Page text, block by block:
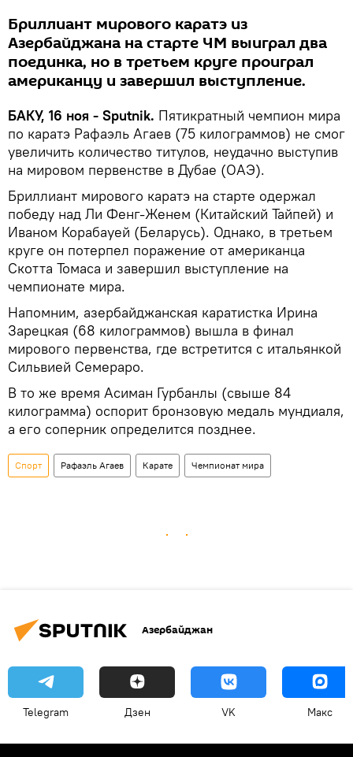
Бриллиант мирового каратэ из
Азербайджана на старте ЧМ выиграл два
поединка, но в третьем круге проиграл
американцу и завершил выступление.
БАКУ, 16 ноя - Sputnik. Пятикратный чемпион мира
по каратэ Рафаэль Агаев (75 килограммов) не смог
увеличить количество титулов, неудачно выступив
на мировом первенстве в Дубае (ОАЭ).
Бриллиант мирового каратэ на старте одержал
победу над Ли Фенг-Женем (Китайский Тайпей) и
Иваном Корабауей (Беларусь). Однако, в третьем
круге он потерпел поражение от американца
Скотта Томаса и завершил выступление на
чемпионате мира.
Напомним, азербайджанская каратистка Ирина
Зарецкая (68 килограммов) вышла в финал
мирового первенства, где встретится с итальянкой
Сильвией Семераро.
В то же время Асиман Гурбанлы (свыше 84
килограмма) оспорит бронзовую медаль мундиаля,
а его соперник определится позднее.
Спорт Рафаэль Агаев Карате Чемпионат мира
Азербайджан
Telegram Дзен VK Макс